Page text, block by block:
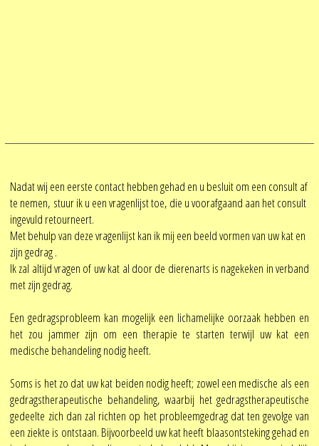
Nadat wij een eerste contact hebben gehad en u besluit om een consult af
te nemen, stuur ik u een vragenlijst toe, die u voorafgaand aan het consult
ingevuld retourneert.
Met behulp van deze vragenlijst kan ik mij een beeld vormen van uw kat en
zijn gedrag .
Ik zal altijd vragen of uw kat al door de dierenarts is nagekeken in verband
met zijn gedrag.
Een gedragsprobleem kan mogelijk een lichamelijke oorzaak hebben en
het zou jammer zijn om een therapie te starten terwijl uw kat een
medische behandeling nodig heeft.
Soms is het zo dat uw kat beiden nodig heeft; zowel een medische als een
gedragstherapeutische behandeling, waarbij het gedragstherapeutische
gedeelte zich dan zal richten op het probleemgedrag dat ten gevolge van
een ziekte is ontstaan. Bijvoorbeeld uw kat heeft blaasontsteking gehad en